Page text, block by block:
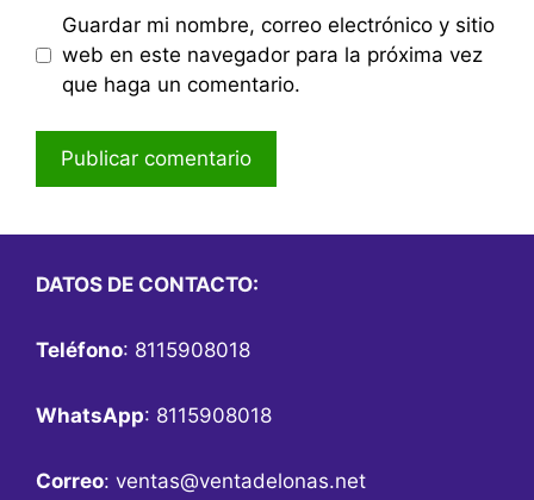
Guardar mi nombre, correo electrónico y sitio
web en este navegador para la próxima vez
que haga un comentario.
DATOS DE CONTACTO:
Teléfono: 8115908018
WhatsApp: 8115908018
Correo: ventas@ventadelonas.net